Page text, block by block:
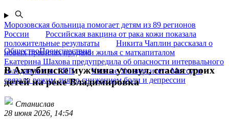
Морозовская больница помогает детям из 89 регионов
России
Российская вакцина от рака кожи показала
положительные результаты
Никита Чаплин рассказал о
новых правилах продажи жилья с маткапиталом
Екатерина Шахова предупредила об опасности интервального
голодания при РПП
Ученые Университета Миссури
связали режим дня со снижением боли и депрессии
ОбществоПроисшествия
В Ахтубинске мужчина утонул, спасая троих
детей на реке Владимировка
Станислав
28 июня 2026, 14:54